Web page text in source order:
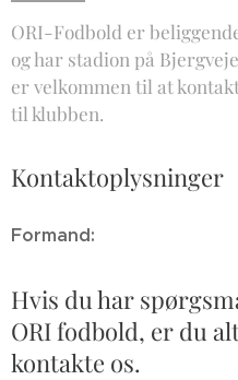
ORI-Fodbold er
og har stadion på
er velkommen til at
til klubben.
Kontaktoplysninger
Formand:
Hvis du har
ORI fodbold, er du
kontakte os.